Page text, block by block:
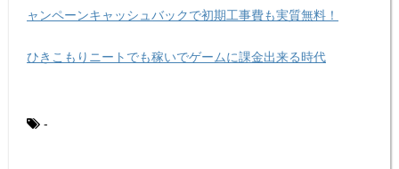
ャンペーンキャッシュバックで初期工事費も実質無料！
ひきこもりニートでも稼いでゲームに課金出来る時代
-